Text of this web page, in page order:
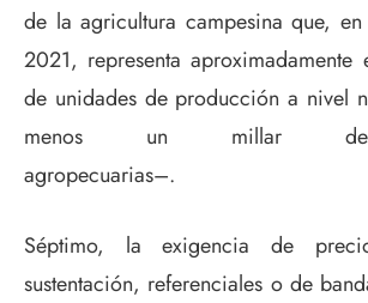
de la agricultura campesina que,
2021, representa
de unidades de producción a nivel
menos un millar de
agropecuarias–.
Séptimo, la exigencia de
sustentación, referenciales o de